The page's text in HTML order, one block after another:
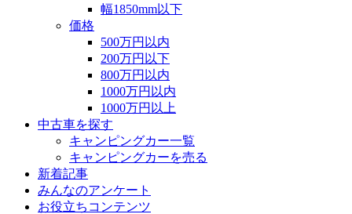
幅1850mm以下
価格
500万円以内
200万円以下
800万円以内
1000万円以内
1000万円以上
中古車を探す
キャンピングカー一覧
キャンピングカーを売る
新着記事
みんなのアンケート
お役立ちコンテンツ